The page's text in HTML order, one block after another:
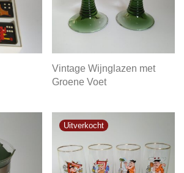
Vintage Wijnglazen met
Groene Voet